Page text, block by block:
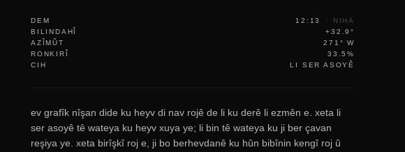
DEM 12:13 ·
NIHA
BILINDAHÎ
+32.9°
AZÎMÛT
271° W
RONKIRÎ
33.5%
CIH
LI SER ASOYÊ
ev grafîk nîşan dide ku heyv di nav rojê de li ku derê li ezmên e. xeta li
ser asoyê tê wateya ku heyv xuya ye; li bin tê wateya ku ji ber çavan
reşiya ye. xeta birîşkî roj e, ji bo berhevdanê ku hûn bibînin kengî roj û